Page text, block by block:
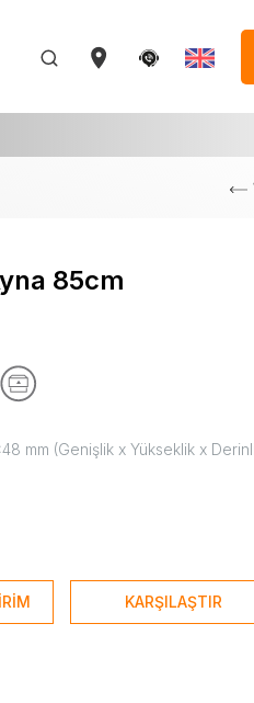
85cm
mm (Genişlik x Yükseklik x
KARŞILAŞTIR